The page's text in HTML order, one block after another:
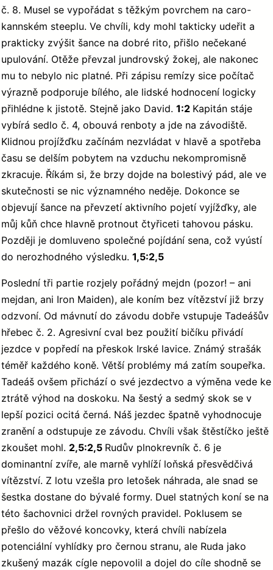
č. 8. Musel se vypořádat s těžkým povrchem na caro-
kannském steeplu. Ve chvíli, kdy mohl takticky udeřit a
prakticky zvýšit šance na dobré rito, přišlo nečekané
upulování. Otěže převzal jundrovský žokej, ale nakonec
mu to nebylo nic platné. Při zápisu remízy sice počítač
výrazně podporuje bílého, ale lidské hodnocení logicky
přihlédne k jistotě. Stejně jako David. 1:2 Kapitán stáje
vybírá sedlo č. 4, obouvá renboty a jde na závodiště.
Klidnou projížďku začínám nezvládat v hlavě a spotřeba
času se delším pobytem na vzduchu nekompromisně
zkracuje. Říkám si, že brzy dojde na bolestivý pád, ale ve
skutečnosti se nic významného neděje. Dokonce se
objevují šance na převzetí aktivního pojetí vyjížďky, ale
můj kůň chce hlavně protnout čtyřiceti tahovou pásku.
Později je domluveno společné pojídání sena, což vyústí
do nerozhodného výsledku. 1,5:2,5
Poslední tři partie rozjely pořádný mejdn (pozor! – ani
mejdan, ani Iron Maiden), ale koním bez vítězství již brzy
odzvoní. Od mávnutí do závodu dobře vstupuje Tadeášův
hřebec č. 2. Agresivní cval bez použití bičíku přivádí
jezdce v popředí na přeskok Irské lavice. Známý strašák
téměř každého koně. Větší problémy má zatím soupeřka.
Tadeáš ovšem přichází o své jezdectvo a výměna vede ke
ztrátě výhod na doskoku. Na šestý a sedmý skok se v
lepší pozici ocitá černá. Náš jezdec špatně vyhodnocuje
zranění a odstupuje ze závodu. Chvíli však štěstíčko ještě
zkoušet mohl. 2,5:2,5 Rudův plnokrevník č. 6 je
dominantní zvíře, ale marně vyhlíží loňská přesvědčivá
vítězství. Z lotu vzešla pro letošek náhrada, ale snad se
šestka dostane do bývalé formy. Duel statných koní se na
této šachovnici držel rovných pravidel. Poklusem se
přešlo do věžové koncovky, která chvíli nabízela
potenciální vyhlídky pro černou stranu, ale Ruda jako
zkušený mazák cígle nepovolil a dojel do cíle shodně se